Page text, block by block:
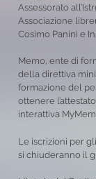
Assessorato
Associazione
Cosimo Panini e
Memo, ente di
della direttiva
formazione del
ottenere
interattiva
Le iscrizioni per
si chiuderanno il